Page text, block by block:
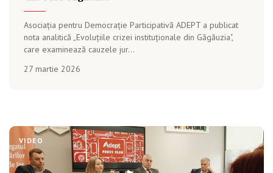
Asociația pentru Democrație Participativă ADEPT a publicat
nota analitică „Evoluțiile crizei instituționale din Găgăuzia",
care examinează cauzele jur...
27 martie 2026
VIDEO